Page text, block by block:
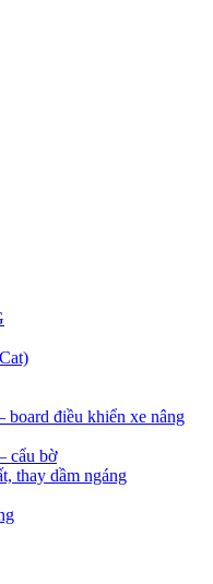
board điều khiển xe nâng
cẩu bờ
thay dầm ngáng